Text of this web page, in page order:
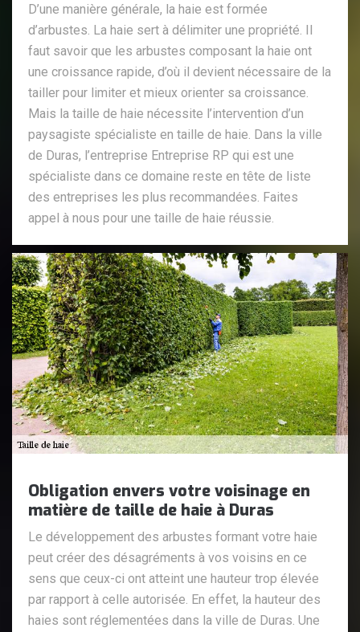
D’une manière générale, la haie est formée
d’arbustes. La haie sert à délimiter une propriété. Il
faut savoir que les arbustes composant la haie ont
une croissance rapide, d’où il devient nécessaire de la
tailler pour limiter et mieux orienter sa croissance.
Mais la taille de haie nécessite l’intervention d’un
paysagiste spécialiste en taille de haie. Dans la ville
de Duras, l’entreprise Entreprise RP qui est une
spécialiste dans ce domaine reste en tête de liste
des entreprises les plus recommandées. Faites
appel à nous pour une taille de haie réussie.
Obligation envers votre voisinage en
matière de taille de haie à Duras
Le développement des arbustes formant votre haie
peut créer des désagréments à vos voisins en ce
sens que ceux-ci ont atteint une hauteur trop élevée
par rapport à celle autorisée. En effet, la hauteur des
haies sont réglementées dans la ville de Duras. Une